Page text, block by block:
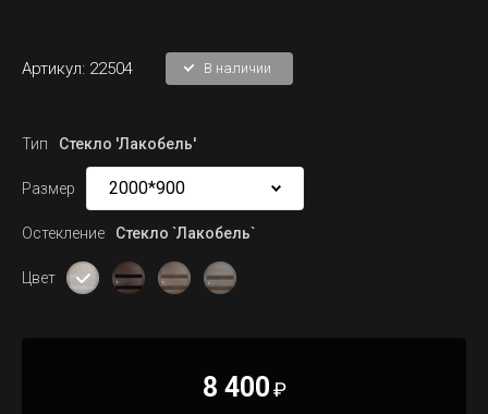
Артикул: 22504 В наличии
Тип Стекло 'Лакобель'
Размер
Остекление Стекло `Лакобель`
Цвет
8 400₽